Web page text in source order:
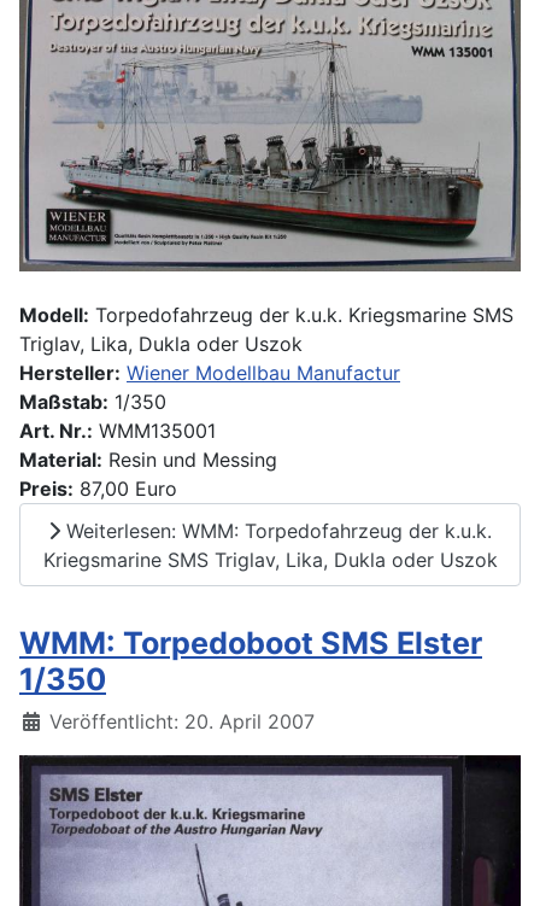
Modell: Torpedofahrzeug der k.u.k. Kriegsmarine SMS
Triglav, Lika, Dukla oder Uszok
Hersteller: Wiener Modellbau Manufactur
Maßstab: 1/350
Art. Nr.: WMM135001
Material: Resin und Messing
Preis: 87,00 Euro
Weiterlesen: WMM: Torpedofahrzeug der k.u.k.
Kriegsmarine SMS Triglav, Lika, Dukla oder Uszok
WMM: Torpedoboot SMS Elster
1/350
Details
Veröffentlicht: 20. April 2007